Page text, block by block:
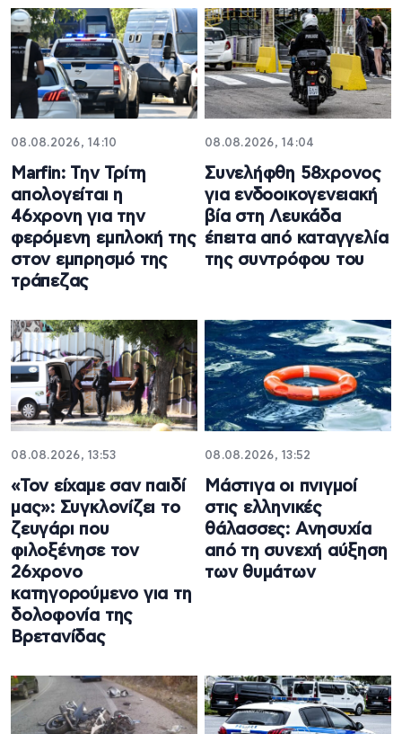
08.08.2026, 14:10
Marfin: Την Τρίτη
απολογείται η
46χρονη για την
φερόμενη εμπλοκή της
στον εμπρησμό της
τράπεζας
08.08.2026, 14:04
Συνελήφθη 58χρονος
για ενδοοικογενειακή
βία στη Λευκάδα
έπειτα από καταγγελία
της συντρόφου του
08.08.2026, 13:53
«Τον είχαμε σαν παιδί
μας»: Συγκλονίζει το
ζευγάρι που
φιλοξένησε τον
26χρονο
κατηγορούμενο για τη
δολοφονία της
Βρετανίδας
08.08.2026, 13:52
Μάστιγα οι πνιγμοί
στις ελληνικές
θάλασσες: Ανησυχία
από τη συνεχή αύξηση
των θυμάτων